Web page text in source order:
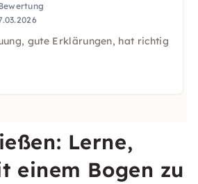
gute Erklärungen, hat richtig
Lerne,
einem Bogen zu